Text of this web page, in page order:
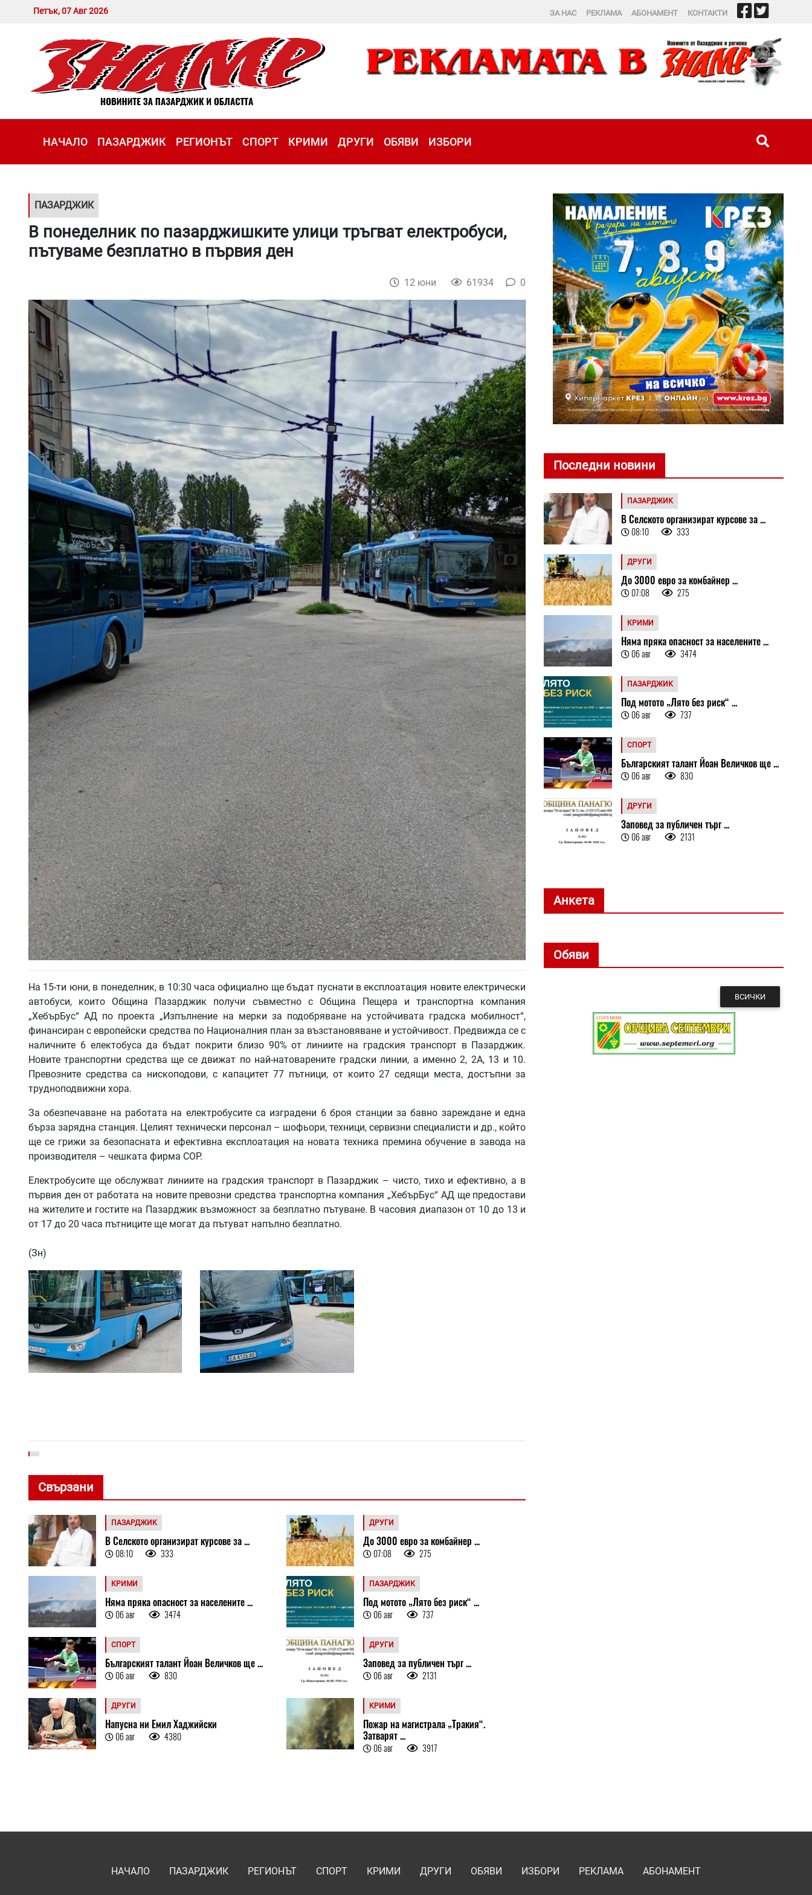
Петък, 07 Авг 2026 ЗА НАС РЕКЛАМА АБОНАМЕНТ КОНТАКТИ
НАЧАЛО ПАЗАРДЖИК РЕГИОНЪТ СПОРТ КРИМИ ДРУГИ ОБЯВИ ИЗБОРИ
ПАЗАРДЖИК
В понеделник по пазарджишките улици тръгват електробуси,
пътуваме безплатно в първия ден
12 юни 61934 0
На 15-ти юни, в понеделник, в 10:30 часа официално ще бъдат пуснати в експлоатация новите електрически
автобуси, които Община Пазарджик получи съвместно с Община Пещера и транспортна компания
„ХебърБус“ АД по проекта „Изпълнение на мерки за подобряване на устойчивата градска мобилност“,
финансиран с европейски средства по Националния план за възстановяване и устойчивост. Предвижда се с
наличните 6 електобуса да бъдат покрити близо 90% от линиите на градския транспорт в Пазарджик.
Новите транспортни средства ще се движат по най-натоварените градски линии, а именно 2, 2А, 13 и 10.
Превозните средства са нископодови, с капацитет 77 пътници, от които 27 седящи места, достъпни за
трудноподвижни хора.
За обезпечаване на работата на електробусите са изградени 6 броя станции за бавно зареждане и една
бърза зарядна станция. Целият технически персонал – шофьори, техници, сервизни специалисти и др., който
ще се грижи за безопасната и ефективна експлоатация на новата техника премина обучение в завода на
производителя – чешката фирма СОР.
Електробусите ще обслужват линиите на градския транспорт в Пазарджик – чисто, тихо и ефективно, а в
първия ден от работата на новите превозни средства транспортна компания „ХебърБус“ АД ще предостави
на жителите и гостите на Пазарджик възможност за безплатно пътуване. В часовия диапазон от 10 до 13 и
от 17 до 20 часа пътниците ще могат да пътуват напълно безплатно.
(Зн)
Свързани
ПАЗАРДЖИК
В Селското организират курсове за ...
08:10 333
ДРУГИ
До 3000 евро за комбайнер ...
07:08 275
КРИМИ
Няма пряка опасност за населените ...
06 авг 3474
ПАЗАРДЖИК
Под мотото „Лято без риск“ ...
06 авг 737
СПОРТ
Българският талант Йоан Величков ще ...
06 авг 830
ДРУГИ
Заповед за публичен търг ...
06 авг 2131
ДРУГИ
Напусна ни Емил Хаджийски
06 авг 4380
КРИМИ
Пожар на магистрала „Тракия“.
Затварят ...
06 авг 3917
Последни новини
ПАЗАРДЖИК
В Селското организират курсове за ...
08:10 333
ДРУГИ
До 3000 евро за комбайнер ...
07:08 275
КРИМИ
Няма пряка опасност за населените ...
06 авг 3474
ПАЗАРДЖИК
Под мотото „Лято без риск“ ...
06 авг 737
СПОРТ
Българският талант Йоан Величков ще ...
06 авг 830
ДРУГИ
Заповед за публичен търг ...
06 авг 2131
Анкета
Обяви
ВСИЧКИ
НАЧАЛО ПАЗАРДЖИК РЕГИОНЪТ СПОРТ КРИМИ ДРУГИ ОБЯВИ ИЗБОРИ РЕКЛАМА АБОНАМЕНТ